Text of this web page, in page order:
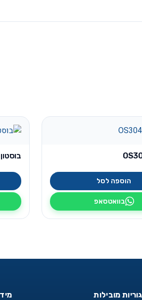
הוספה לסל
בוואטסאפ
בוסטון OS3410
מובילות